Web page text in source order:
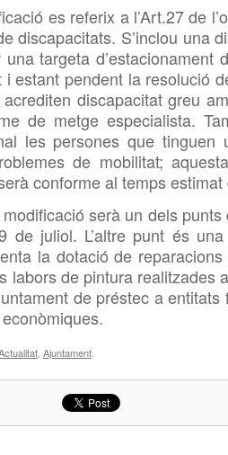
es referix a l’Art.27 de
discapacitats. S’inclou una
una targeta
i estant pendent la resolució
discapacitat greu
de metge especialista.
les persones que tinguen
de mobilitat;
conforme al temps
serà un dels
de juliol. L’altre punt és
la dotació de
labors de pintura realitzades
de préstec a
Ajuntament